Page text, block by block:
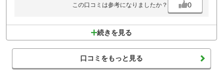
この口コミは参考になりましたか？ 0
続きを見る
口コミをもっと見る